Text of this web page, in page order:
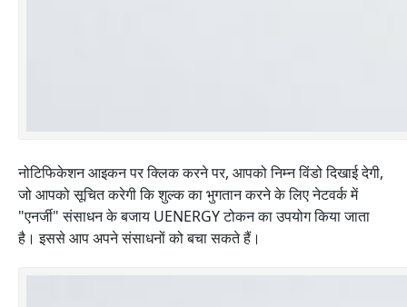
नोटिफिकेशन आइकन पर क्लिक करने पर, आपको निम्न विंडो दिखाई देगी,
जो आपको सूचित करेगी कि शुल्क का भुगतान करने के लिए नेटवर्क में
"एनर्जी" संसाधन के बजाय UENERGY टोकन का उपयोग किया जाता
है। इससे आप अपने संसाधनों को बचा सकते हैं।